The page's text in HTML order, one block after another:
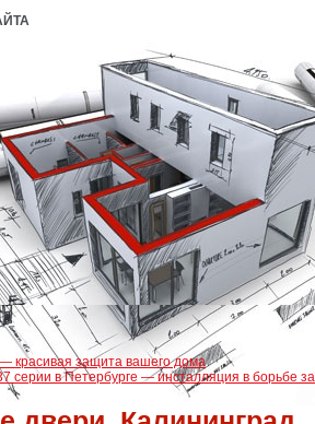
красивая защита вашего дома
серии в Петербурге — инсталляция в борьбе